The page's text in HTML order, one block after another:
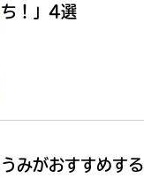
ち！」4選
うみがおすすめする
容